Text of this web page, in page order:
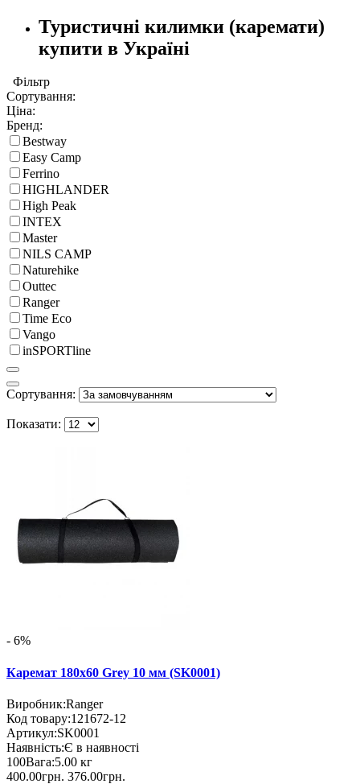
Туристичні килимки (каремати)
купити в Україні
Фільтр
Сортування:
Ціна:
Бренд:
Bestway
Easy Camp
Ferrino
HIGHLANDER
High Peak
INTEX
Master
NILS CAMP
Naturehike
Outtec
Ranger
Time Eco
Vango
inSPORTline
Сортування:
Показати:
- 6%
Каремат 180х60 Grey 10 мм (SK0001)
Виробник:Ranger
Код товару:121672-12
Артикул:SK0001
Наявність:Є в наявності
100Вага:5.00 кг
400.00грн. 376.00грн.